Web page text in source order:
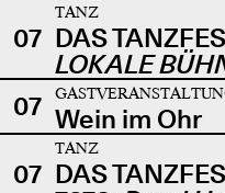
07
TANZ
DAS
LOKALE
07 Wein im Ohr
07
TANZ
DAS